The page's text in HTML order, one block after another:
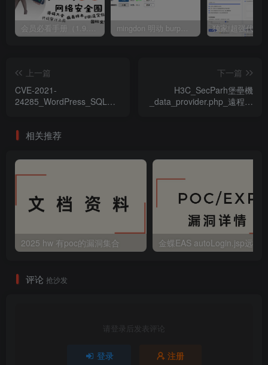
会员必看手册（1.9.0版本 26.4.5更新） mingdon 明动 burp插件0.2.6版本 本地时间校验去除版
上一篇
CVE​​-2021-
24285_WordPress_SQL注
下一篇
H3C_SecParh堡壘機
_data_provider.php_遠程命
相关推荐
2025 hw 有poc的漏洞集合
评论 抢沙发
请登录后发表评论
登录 注册